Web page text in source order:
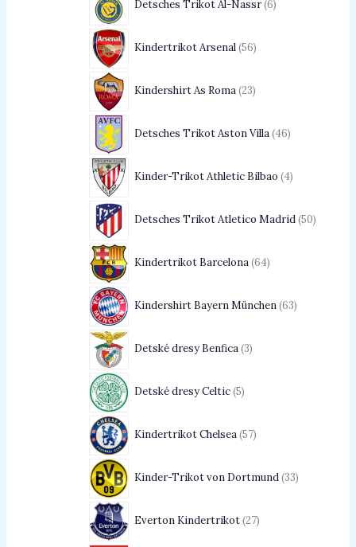
Detsches Trikot Al-Nassr 6
Kindertrikot Arsenal 56
Kindershirt As Roma 23
Detsches Trikot Aston Villa 46
Kinder-Trikot Athletic Bilbao 4
Detsches Trikot Atletico Madrid 50
Kindertrikot Barcelona 64
Kindershirt Bayern München 63
Detské dresy Benfica 3
Detské dresy Celtic 5
Kindertrikot Chelsea 57
Kinder-Trikot von Dortmund 33
Everton Kindertrikot 27